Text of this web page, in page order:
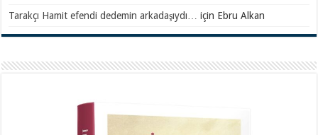
Tarakçı Hamit efendi dedemin arkadaşıydı…
için Ebru Alkan